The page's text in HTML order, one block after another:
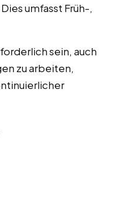
umfasst Früh-,
sein, auch
zu arbeiten,